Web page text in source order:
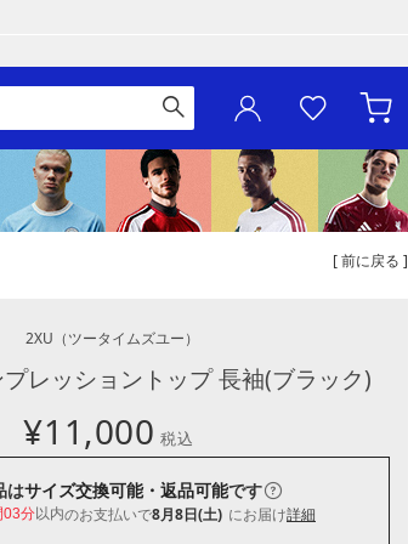
[ 前に戻る ]
2XU （ツータイムズユー）
レッショントップ 長袖(ブラック)
¥11,000 税込
はサイズ交換可能・返品可能です
03分以内のお支払いで8月8日(土) にお届け詳細